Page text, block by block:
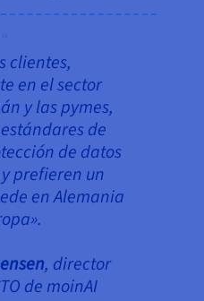
clientes,
en el sector
y las pymes,
de
de datos
prefieren un
en Alemania
, director
de moinAI